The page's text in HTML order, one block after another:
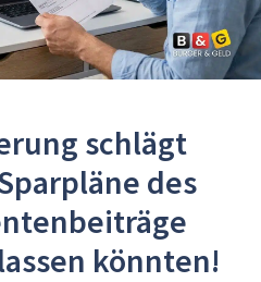
schlägt
des
könnten!